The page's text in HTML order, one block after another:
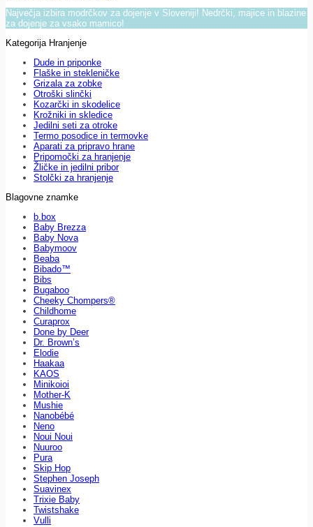
Največja izbira modrčkov za dojenje v Sloveniji! Nedrčki, majice in blazine
za dojenje za vsako mamico!
Kategorija Hranjenje
Dude in priponke
Flaške in stekleničke
Grizala za zobke
Otroški slinčki
Kozarčki in skodelice
Krožniki in skledice
Jedilni seti za otroke
Termo posodice in termovke
Aparati za pripravo hrane
Pripomočki za hranjenje
Žličke in jedilni pribor
Stolčki za hranjenje
Blagovne znamke
b.box
Baby Brezza
Baby Nova
Babymoov
Beaba
Bibado™
Bibs
Bugaboo
Cheeky Chompers®
Childhome
Curaprox
Done by Deer
Dr. Brown’s
Elodie
Haakaa
KAOS
Minikoioi
Mother-K
Mushie
Nanobébé
Neno
Noui Noui
Nuuroo
Pura
Skip Hop
Stephen Joseph
Suavinex
Trixie Baby
Twistshake
Vulli